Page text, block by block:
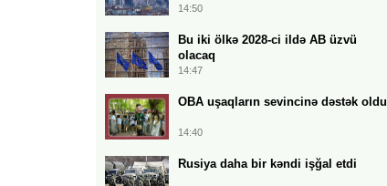
14:50
Bu iki ölkə 2028-ci ildə AB üzvü
olacaq
14:47
OBA uşaqların sevincinə dəstək oldu
14:40
Rusiya daha bir kəndi işğal etdi